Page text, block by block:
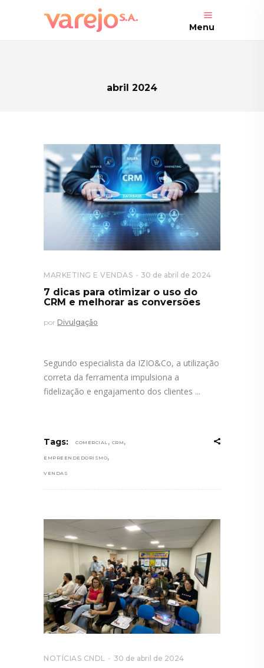
Menu
abril 2024
MARKETING E VENDAS 30 de abril de 2024
7 dicas para otimizar o uso do
CRM e melhorar as conversões
por Divulgação
Segundo especialista da IZIO&Co, a utilização
correta da ferramenta impulsiona a
fidelização e engajamento dos clientes
Tags: COMERCIAL , CRM ,
EMPREENDEDORISMO,
VENDAS
NOTÍCIAS CNDL 30 de abril de 2024